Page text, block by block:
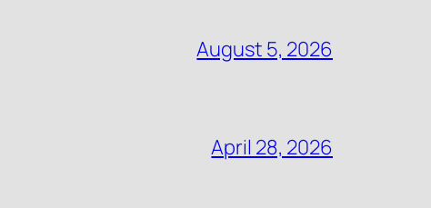
August 5, 2026
April 28, 2026